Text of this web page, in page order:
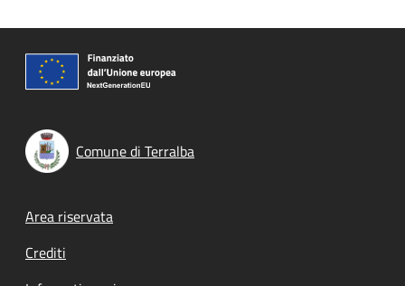
Comune di Terralba
Footer menu
Area riservata
Crediti